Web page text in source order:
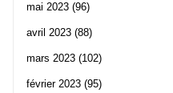
mai 2023 (96)
avril 2023 (88)
mars 2023 (102)
février 2023 (95)